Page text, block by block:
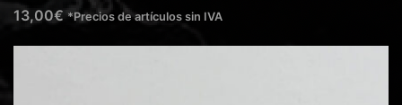
13,00€ *Precios de artículos sin IVA